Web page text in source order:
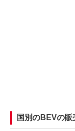
国別のBEVの